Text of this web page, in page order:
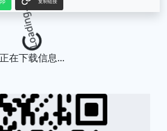
Loading...
正在下载信息...